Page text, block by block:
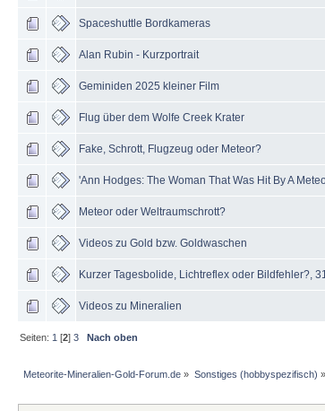
Spaceshuttle Bordkameras
Alan Rubin - Kurzportrait
Geminiden 2025 kleiner Film
Flug über dem Wolfe Creek Krater
Fake, Schrott, Flugzeug oder Meteor?
'Ann Hodges: The Woman That Was Hit By A
Meteor oder Weltraumschrott?
Videos zu Gold bzw. Goldwaschen
Kurzer Tagesbolide, Lichtreflex oder Bildfehler?,
Videos zu Mineralien
Seiten: 1 [2]3 Nach oben
Meteorite-Mineralien-Gold-Forum.de » Sonstiges (hobbyspezifisch) »